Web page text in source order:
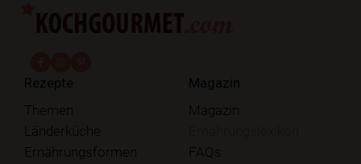
Rezepte
Themen
Länderküche
Ernährungsformen
Magazin
Magazin
FAQs